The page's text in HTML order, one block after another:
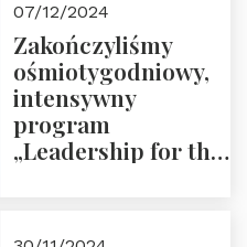
ZAPRASZAMY
07/12/2024
Zakończyliśmy
ośmiotygodniowy,
intensywny
program
„Leadership for the